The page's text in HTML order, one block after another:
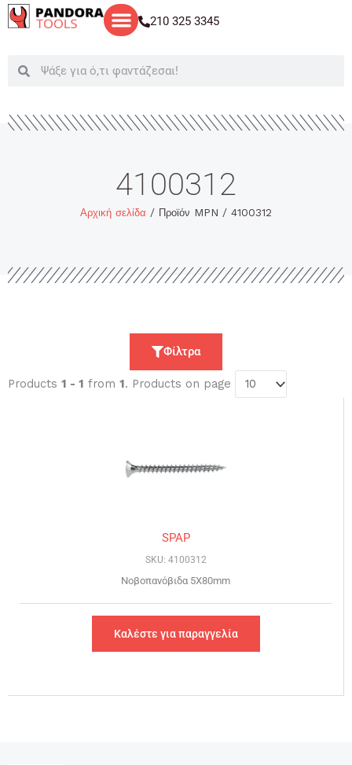
Μετάβαση
στο
210 325 3345
SearchSearch
4100312
Αρχική σελίδα / Προϊόν MPN / 4100312
Φίλτρα
Products 1 - 1 from 1. Products on page
SPAP
SKU: 4100312
Νοβοπανόβιδα 5X80mm
Καλέστε για παραγγελία